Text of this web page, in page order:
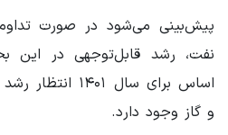
پیش‌بینی می‌شود در صورت
نفت، رشد قابل‌توجهی در این
و گاز وجود دارد.